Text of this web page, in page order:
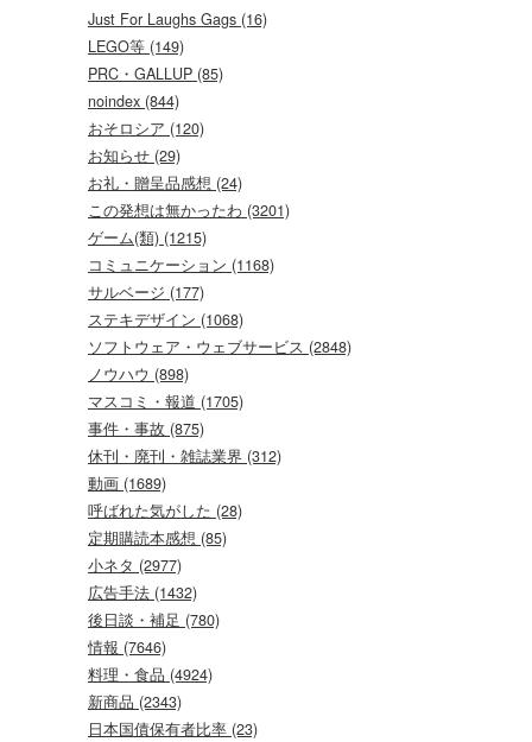
Just For Laughs Gags (16)
LEGO等 (149)
PRC・GALLUP (85)
noindex (844)
おそロシア (120)
お知らせ (29)
お礼・贈呈品感想 (24)
この発想は無かったわ (3201)
ゲーム(類) (1215)
コミュニケーション (1168)
サルベージ (177)
ステキデザイン (1068)
ソフトウェア・ウェブサービス (2848)
ノウハウ (898)
マスコミ・報道 (1705)
事件・事故 (875)
休刊・廃刊・雑誌業界 (312)
動画 (1689)
呼ばれた気がした (28)
定期購読本感想 (85)
小ネタ (2977)
広告手法 (1432)
後日談・補足 (780)
情報 (7646)
料理・食品 (4924)
新商品 (2343)
日本国債保有者比率 (23)